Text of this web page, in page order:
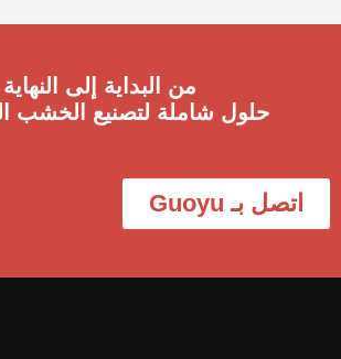
من البداية إلى النهاية
حلول شاملة لتصنيع الخشب
اتصل بـ Guoyu